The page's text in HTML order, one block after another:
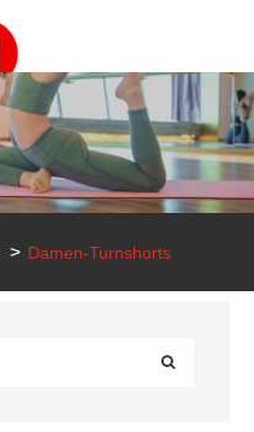
Damen-Turnshorts